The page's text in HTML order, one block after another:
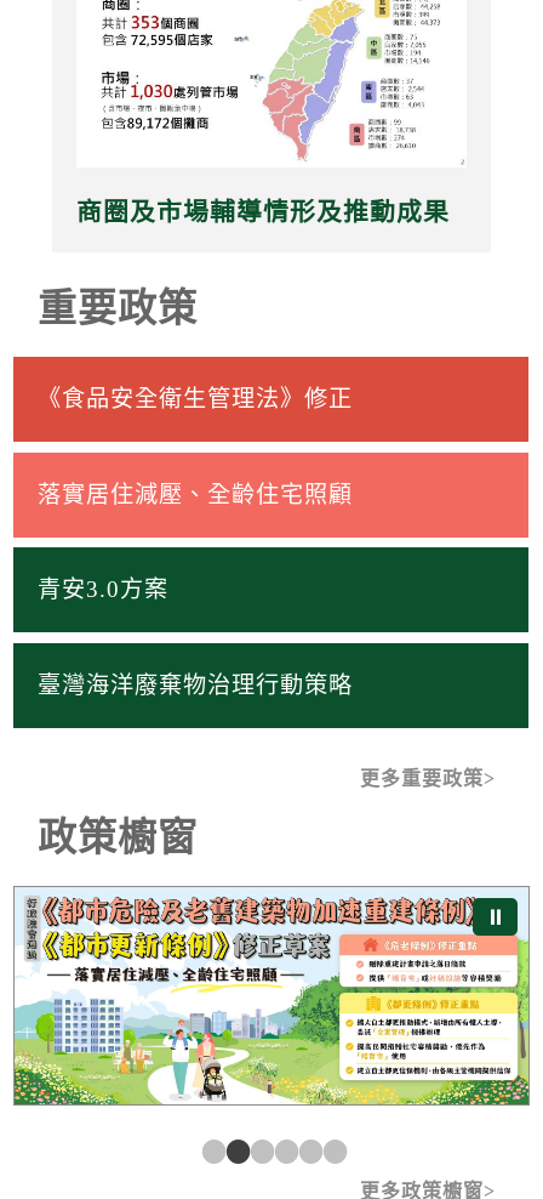
商圈及市場輔導情形及推動成果
重要政策
《食品安全衛生管理法》修正
落實居住減壓、全齡住宅照顧
青安3.0方案
臺灣海洋廢棄物治理行動策略
更多重要政策
政策櫥窗
⏸
《都市危險及老舊建築物加速重建條例》及《都市更新條
更多政策櫥窗